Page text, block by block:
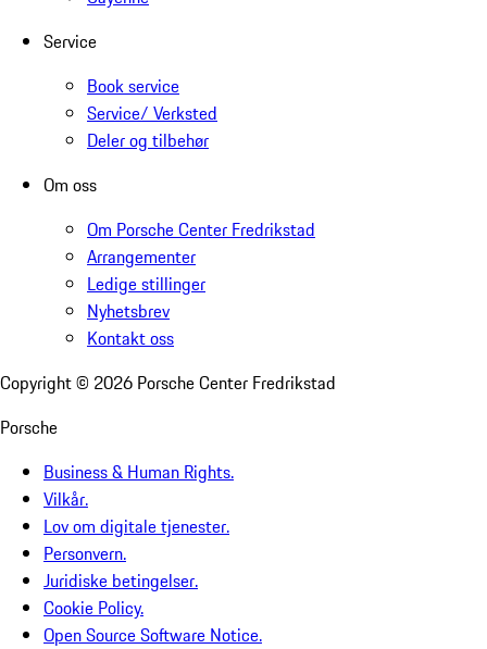
Service
Book service
Service/ Verksted
Deler og tilbehør
Om oss
Om Porsche Center Fredrikstad
Arrangementer
Ledige stillinger
Nyhetsbrev
Kontakt oss
Copyright © 2026 Porsche Center Fredrikstad
Porsche
Business & Human Rights.
Vilkår.
Lov om digitale tjenester.
Personvern.
Juridiske betingelser.
Cookie Policy.
Open Source Software Notice.